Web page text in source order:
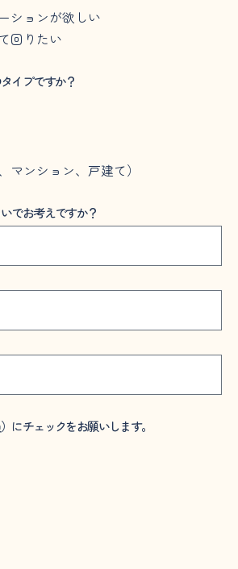
ションが欲しい
回りたい
イプですか？
マンション、戸建て）
でお考えですか？
にチェックをお願いします。